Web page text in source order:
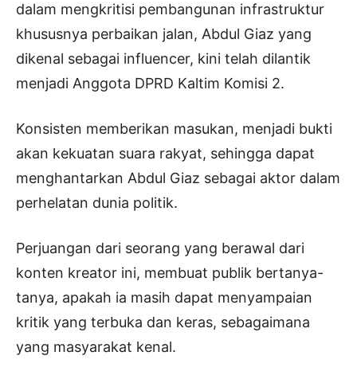
dalam mengkritisi pembangunan infrastruktur
khususnya perbaikan jalan, Abdul Giaz yang
dikenal sebagai influencer, kini telah dilantik
menjadi Anggota DPRD Kaltim Komisi 2.
Konsisten memberikan masukan, menjadi bukti
akan kekuatan suara rakyat, sehingga dapat
menghantarkan Abdul Giaz sebagai aktor dalam
perhelatan dunia politik.
Perjuangan dari seorang yang berawal dari
konten kreator ini, membuat publik bertanya-
tanya, apakah ia masih dapat menyampaian
kritik yang terbuka dan keras, sebagaimana
yang masyarakat kenal.